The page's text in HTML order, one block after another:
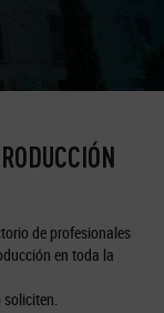
de profesionales
en toda la
soliciten.